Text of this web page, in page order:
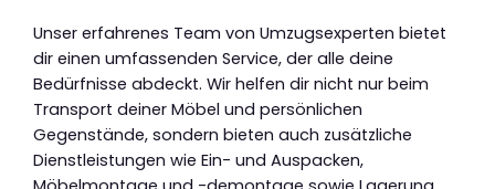
Unser erfahrenes Team von Umzugsexperten bietet
dir einen umfassenden Service, der alle deine
Bedürfnisse abdeckt. Wir helfen dir nicht nur beim
Transport deiner Möbel und persönlichen
Gegenstände, sondern bieten auch zusätzliche
Dienstleistungen wie Ein- und Auspacken,